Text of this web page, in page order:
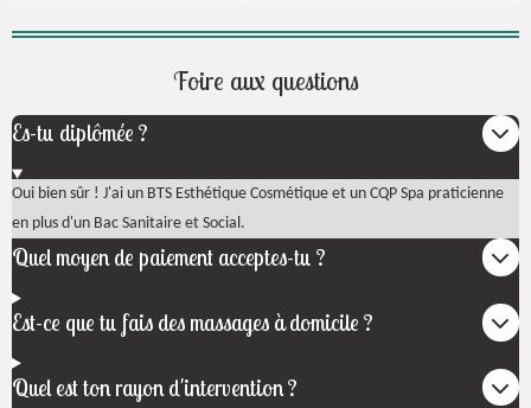
Foire aux questions
Es-tu diplômée ?
Oui bien sûr ! J'ai un BTS Esthétique Cosmétique et un CQP Spa praticienne
en plus d'un Bac Sanitaire et Social.
Quel moyen de paiement acceptes-tu ?
Est-ce que tu fais des massages à domicile ?
Quel est ton rayon d'intervention ?